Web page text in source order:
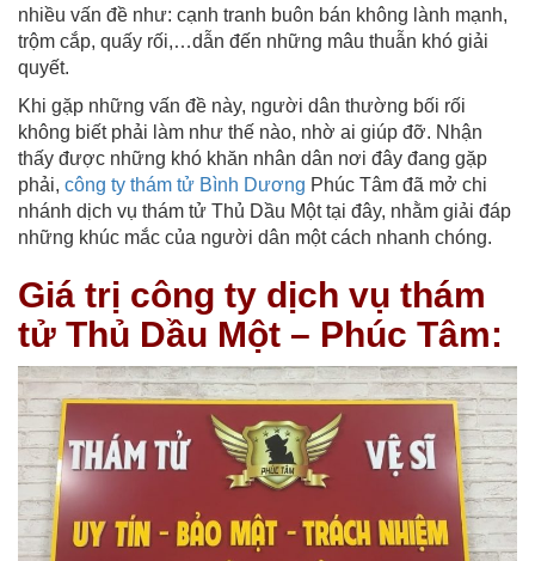
nhiều vấn đề như: cạnh tranh buôn bán không lành mạnh,
trộm cắp, quấy rối,…dẫn đến những mâu thuẫn khó giải
quyết.
Khi gặp những vấn đề này, người dân thường bối rối
không biết phải làm như thế nào, nhờ ai giúp đỡ. Nhận
thấy được những khó khăn nhân dân nơi đây đang gặp
phải, công ty thám tử Bình Dương Phúc Tâm đã mở chi
nhánh dịch vụ thám tử Thủ Dầu Một tại đây, nhằm giải đáp
những khúc mắc của người dân một cách nhanh chóng.
Giá trị công ty dịch vụ thám
tử Thủ Dầu Một – Phúc Tâm: